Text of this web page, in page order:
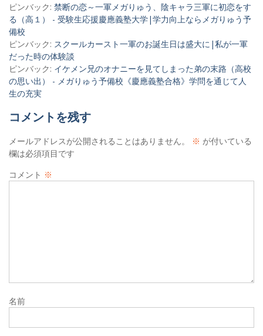
ン
ピンバック: 禁断の恋～一軍メガりゅう、陰キャラ三軍に初恋をす
る（高１） - 受験生応援慶應義塾大学|学力向上ならメガりゅう予
備校
ピンバック: スクールカースト一軍のお誕生日は盛大に|私が一軍
だった時の体験談
ピンバック: イケメン兄のオナニーを見てしまった弟の末路（高校
の思い出） - メガりゅう予備校《慶應義塾合格》学問を通じて人
生の充実
コメントを残す
メールアドレスが公開されることはありません。 ※ が付いている
欄は必須項目です
コメント ※
名前